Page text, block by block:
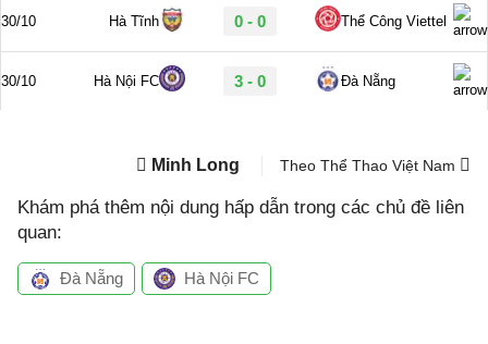
Minh Long Theo Thể Thao Việt Nam
Khám phá thêm nội dung hấp dẫn trong các chủ đề liên
quan:
Đà Nẵng Hà Nội FC